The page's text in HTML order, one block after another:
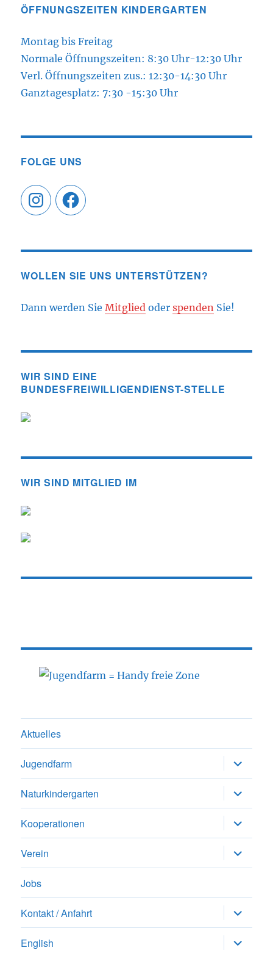
ÖFFNUNGSZEITEN KINDERGARTEN
Montag bis Freitag
Normale Öffnungszeiten: 8:30 Uhr-12:30 Uhr
Verl. Öffnungszeiten zus.: 12:30-14:30 Uhr
Ganztagesplatz: 7:30 -15:30 Uhr
FOLGE UNS
InstagramFacebook
WOLLEN SIE UNS UNTERSTÜTZEN?
Dann werden SieMitglied oderspenden Sie!
WIR SIND EINE
BUNDESFREIWILLIGENDIENST-STELLE
WIR SIND MITGLIED IM
Aktuelles
Jugendfarm
anzeigen
Naturkindergarten
anzeigen
Kooperationen
anzeigen
Verein
anzeigen
Jobs
Kontakt / Anfahrt
anzeigen
English
anzeigen